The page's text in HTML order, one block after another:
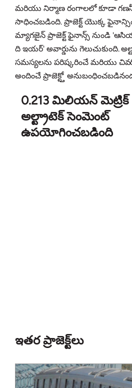
మరియు నిర్మాణ రంగాలలో కూడా
సాధించబడింది. ప్రాజెక్ట్ యొక్క
మ్యాగజైన్ ప్రాజెక్ట్ ఫైనాన్స్ నుండి
ది ఇయర్' అవార్డును గెలుచుకుంది.
సమస్యలను పరిష్కరించే మరియు
అందించే ప్రాజెక్ట్తో
0.213 మిలియన్ మెట్రిక్
అల్ట్రాటెక్ సెంమెంట్
ఉపయోగించబడింది
ఇతర ప్రాజెక్ట్‌లు